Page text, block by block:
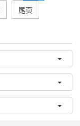
尾页